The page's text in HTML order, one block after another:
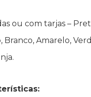
ou com tarjas –
Branco, Amarelo,